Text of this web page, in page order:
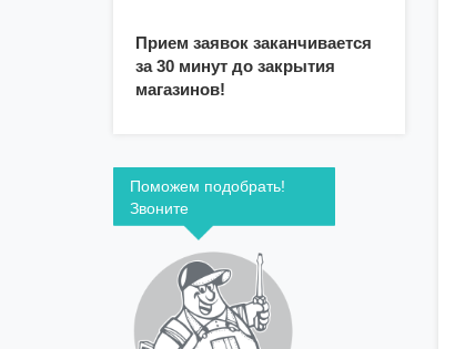
Прием заявок заканчивается
за 30 минут до закрытия
магазинов!
Поможем подобрать!
Звоните